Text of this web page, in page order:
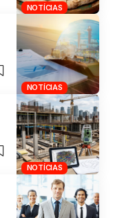
NOTÍCIAS
NOTÍCIAS
NOTÍCIAS